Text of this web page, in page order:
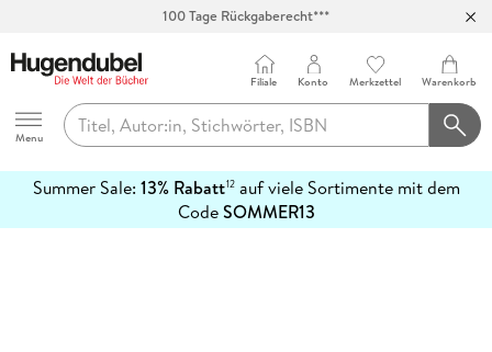
100 Tage Rückgaberecht***
Hugendubel
Menu
Filiale Konto Merkzettel Warenkorb
Summer Sale: 13% Rabatt12auf viele Sortimente mit dem
CodeSOMMER13
erfahren